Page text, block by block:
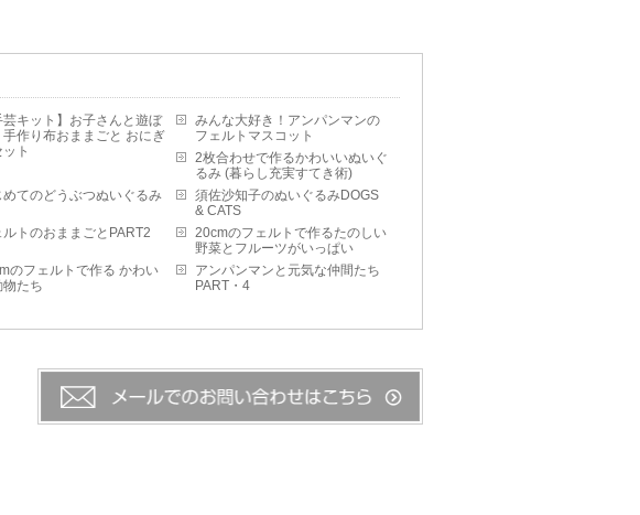
芸キット】お子さんと遊ぼ
手作り布おままごと おにぎ
ット
みんな大好き！アンパンマンの
フェルトマスコット
2枚合わせで作るかわいいぬいぐ
るみ (暮らし充実すてき術)
めてのどうぶつぬいぐるみ
須佐沙知子のぬいぐるみDOGS
& CATS
ルトのおままごとPART2
20cmのフェルトで作るたのしい
野菜とフルーツがいっぱい
のフェルトで作る かわい
物たち
アンパンマンと元気な仲間たち
PART・4